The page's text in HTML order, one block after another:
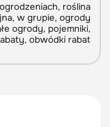
roślina
w grupie, ogrody
ogrody, pojemniki,
obwódki rabat